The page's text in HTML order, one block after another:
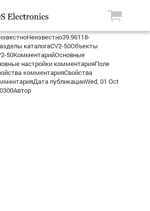
каталогаCV2-50Объекты
50КомментарийОсновные
настройки комментарияПоле
комментарияСвойства
публикацииWed, 01 Oct